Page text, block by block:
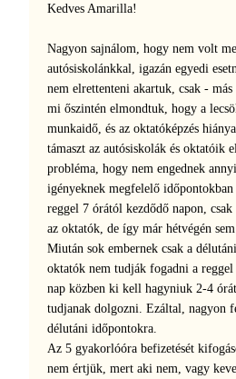
Kedves Amarilla!
Nagyon sajnálom, hogy nem volt
autósiskolánkkal, igazán egyedi
nem elrettenteni akartuk, csak -
mi őszintén elmondtuk, hogy a
munkaidő, és az oktatóképzés
támaszt az autósiskolák és oktatóik
probléma, hogy nem engednek
igényeknek megfelelő időpontokban
reggel 7 órától kezdődő napon,
az oktatók, de így már hétvégén
Miután sok embernek csak a
oktatók nem tudják fogadni a
nap közben ki kell hagyniuk 2-4
tudjanak dolgozni. Ezáltal, nagyon
délutáni időpontokra.
Az 5 gyakorlóóra befizetését
nem értjük, mert aki nem, vagy